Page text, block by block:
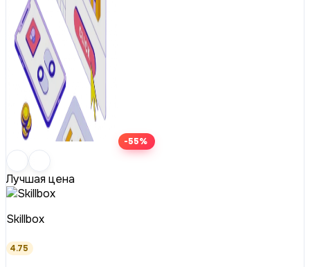
-55%
Лучшая цена
Skillbox
4.75